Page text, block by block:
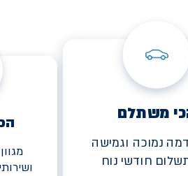
משתלם
נמוכה וגמישה
חודשי נוח